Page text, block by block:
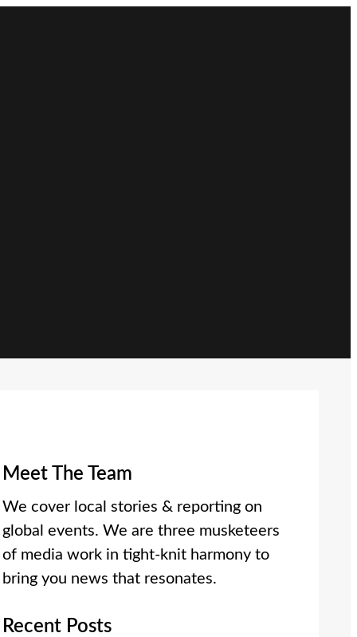
Meet The Team
We cover local stories & reporting on
global events. We are three musketeers
of media work in tight-knit harmony to
bring you news that resonates.
Recent Posts